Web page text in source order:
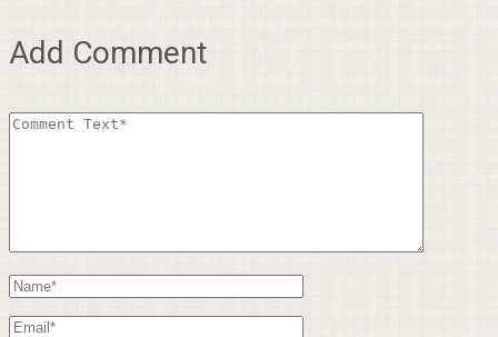
Add Comment